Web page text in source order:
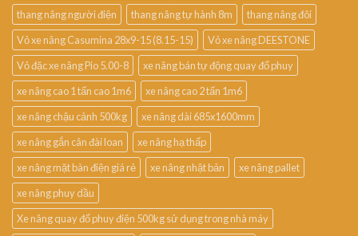
thang nâng người điện
thang nâng tự hành 8m
thang nâng đôi
Vỏ xe nâng Casumina 28x9-15 (8.15-15)
Vỏ xe nâng DEESTONE
Vỏ đặc xe nâng Pio 5.00-8
xe nâng bán tự động quay đổ phuy
xe nâng cao 1 tấn cao 1m6
xe nâng cao 2 tấn 1m6
xe nâng chậu cảnh 500kg
xe nâng dài 685x1600mm
xe nâng gắn cân đài loan
xe nâng hạ thấp
xe nâng mặt bàn điện giá rẻ
xe nâng nhật bản
xe nâng pallet
xe nâng phuy dầu
Xe nâng quay đổ phuy điện 500kg sử dụng trong nhà máy